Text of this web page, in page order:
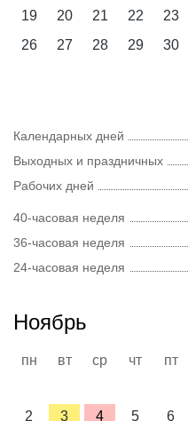
19
20 21 22 23
26
27 28 29 30
Календарных дней
Выходных и праздничных
Рабочих дней
40-часовая неделя
36-часовая неделя
24-часовая неделя
Ноябрь
пн вт ср чт пт
2
3 4 5 6